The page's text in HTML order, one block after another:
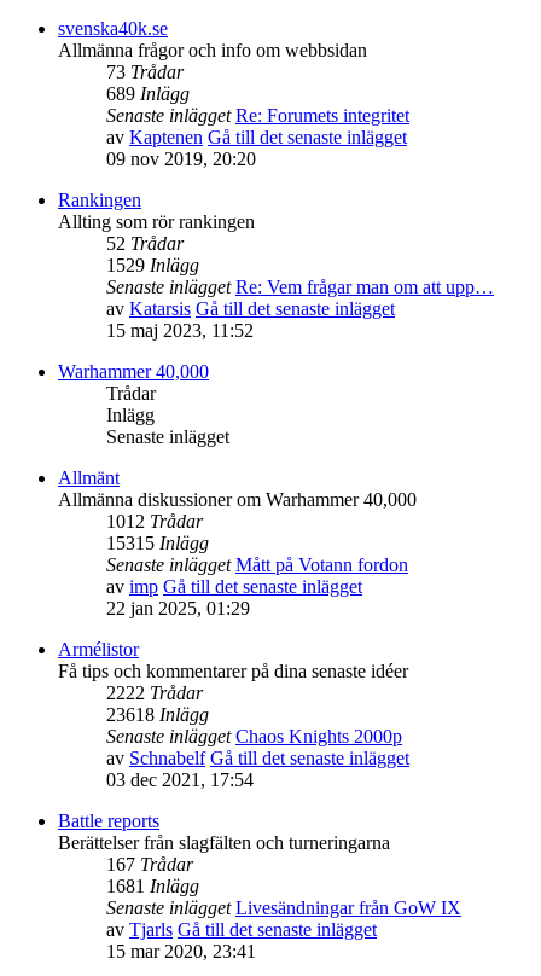
svenska40k.se
Allmänna frågor och info om webbsidan
73 Trådar
689 Inlägg
Senaste inlägget Re: Forumets integritet
av Kaptenen Gå till det senaste inlägget
09 nov 2019, 20:20
Rankingen
Allting som rör rankingen
52 Trådar
1529 Inlägg
Senaste inlägget Re: Vem frågar man om att upp…
av Katarsis Gå till det senaste inlägget
15 maj 2023, 11:52
Warhammer 40,000
Trådar
Inlägg
Senaste inlägget
Allmänt
Allmänna diskussioner om Warhammer 40,000
1012 Trådar
15315 Inlägg
Senaste inlägget Mått på Votann fordon
av imp Gå till det senaste inlägget
22 jan 2025, 01:29
Armélistor
Få tips och kommentarer på dina senaste idéer
2222 Trådar
23618 Inlägg
Senaste inlägget Chaos Knights 2000p
av Schnabelf Gå till det senaste inlägget
03 dec 2021, 17:54
Battle reports
Berättelser från slagfälten och turneringarna
167 Trådar
1681 Inlägg
Senaste inlägget Livesändningar från GoW IX
av Tjarls Gå till det senaste inlägget
15 mar 2020, 23:41